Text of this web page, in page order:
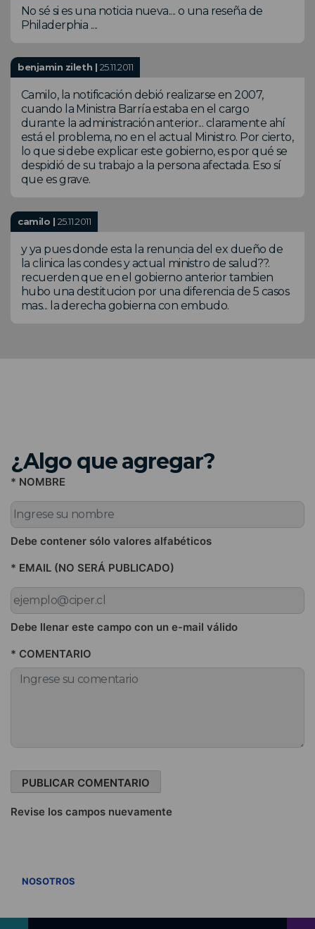
No sé si es una noticia nueva.... o una reseña de
Philaderphia ....
benjamin zileth | 25.11.2011
Camilo, la notificación debió realizarse en 2007,
cuando la Ministra Barría estaba en el cargo
durante la administración anterior... claramente ahí
está el problema, no en el actual Ministro. Por cierto,
lo que si debe explicar este gobierno, es por qué se
despidió de su trabajo a la persona afectada. Eso sí
que es grave.
camilo | 25.11.2011
y ya pues donde esta la renuncia del ex dueño de
la clinica las condes y actual ministro de salud??.
recuerden que en el gobierno anterior tambien
hubo una destitucion por una diferencia de 5 casos
mas... la derecha gobierna con embudo.
¿Algo que agregar?
* NOMBRE
Debe contener sólo valores alfabéticos
* EMAIL (NO SERÁ PUBLICADO)
Debe llenar este campo con un e-mail válido
* COMENTARIO
Revise los campos nuevamente
NOSOTROS